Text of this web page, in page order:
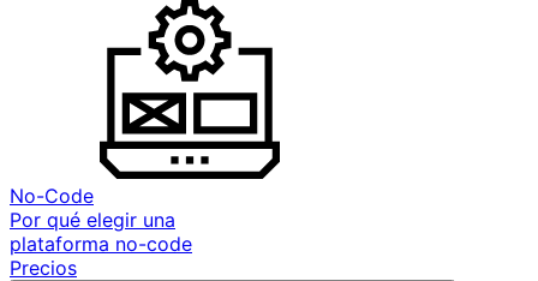
No-Code
Por qué elegir una
plataforma no-code
Precios